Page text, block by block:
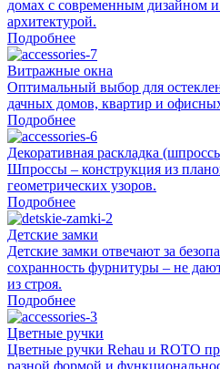
домах с современным дизайном
архитектурой.
Подробнее
Витражные окна
Оптимальный выбор для
дачных домов, квартир и
Подробнее
Декоративная раскладка
Шпроссы – конструкция из
геометрических узоров.
Подробнее
Детские замки
Детские замки отвечают за
сохранность фурнитуры – не
из строя.
Подробнее
Цветные ручки
Цветные ручки Rehau и ROTO
разной формой и